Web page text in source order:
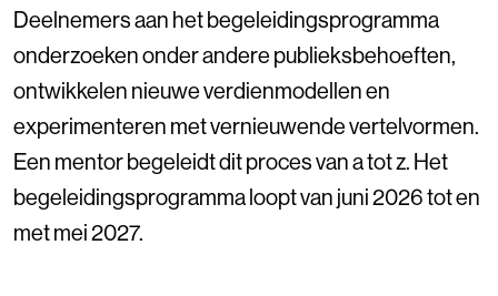
Deelnemers aan het begeleidingsprogramma
onderzoeken onder andere publieksbehoeften,
ontwikkelen nieuwe verdienmodellen en
experimenteren met vernieuwende vertelvormen.
Een mentor begeleidt dit proces van a tot z. Het
begeleidingsprogramma loopt van juni 2026 tot en
met mei 2027.